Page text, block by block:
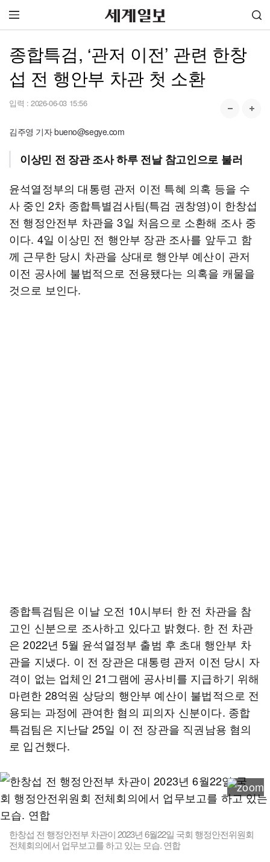
종합특검, ‘관저 이전’ 관련 한창
섭 전 행안부 차관 첫 소환
입력 : 2026-06-03 15:56
김주영 기자 bueno@segye.com
이상민 전 장관 조사 하루 전날 참고인으로 불러
윤석열정부의 대통령 관저 이전 특혜 의혹 등을 수
사 중인 2차 종합특별검사팀(특검 권창영)이 한창섭
전 행정안전부 차관을 3일 처음으로 소환해 조사 중
이다. 4일 이상민 전 행안부 장관 조사를 앞두고 함
께 근무한 당시 차관을 상대로 행안부 예산이 관저
이전 공사에 불법적으로 전용됐다는 의혹을 캐물을
것으로 보인다.
종합특검팀은 이날 오전 10시부터 한 전 차관을 참
고인 신분으로 조사하고 있다고 밝혔다. 한 전 차관
은 2022년 5월 윤석열정부 출범 후 초대 행안부 차
관을 지냈다. 이 전 장관은 대통령 관저 이전 당시 자
격이 없는 업체인 21그램에 공사비를 지급하기 위해
마련한 28억원 상당의 행안부 예산이 불법적으로 전
용되는 과정에 관여한 혐의 피의자 신분이다. 종합
특검팀은 지난달 25일 이 전 장관을 직권남용 혐의
로 입건했다.
한창섭 전 행정안전부 차관이 2023년 6월22일 국회 행정안전위원회
전체회의에서 업무보고를 하고 있는 모습. 연합